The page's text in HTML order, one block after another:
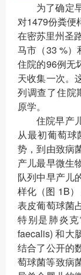
为了确定
对1479份粪便
在密苏里州圣
马市（33 %）
住院的96例无
天收集一次。
列调查了住院
原学。
住院早产
从最初葡萄
势，到由致病
产儿最早微生
队列中早产儿
样化（图 1B
表皮葡萄球菌
特别是肺炎
faecalis) 和大
结合了公开的
萄球菌等致病